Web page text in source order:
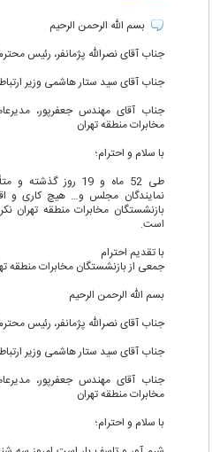
بسم الله الرحمن الرحیم
جناب آقای نصرالله پژمانفر، رئیس
جناب آقای سید ستار هاشمی وزیر
جناب آقای مهندس جعفرپور،
مخابرات منطقه تهران
با سلام و احترام؛
طی 52 ماه و 19 روز
نمایندگان مجلس و… هیچ کاری و
بازنشستگان مخابرات منطقه تهران
است.
با تقدیم احترام
جمعی از بازنشستگان مخابرات منطقه
بسم الله الرحمن الرحیم
جناب آقای نصرالله پژمانفر، رئیس
جناب آقای سید ستار هاشمی وزیر
جناب آقای مهندس جعفرپور،
مخابرات منطقه تهران
با سلام و احترام؛